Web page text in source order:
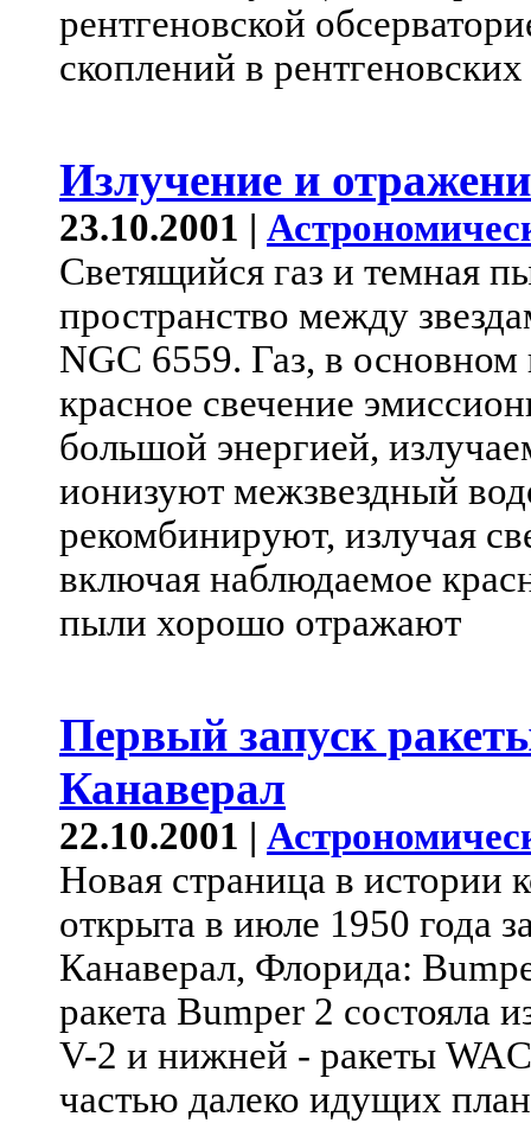
рентгеновской
скоплений в
Излучение и
23.10.2001 |
Светящийся газ и темная
пространство между
NGC 6559. Газ, в основном
красное свечение
большой энергией,
ионизуют межзвездный
рекомбинируют, излучая
включая наблюдаемое
пыли хорошо отражают
Первый запуск
Канаверал
22.10.2001 |
Новая страница в истории
открыта в июле 1950 года
Канаверал, Флорида:
ракета Bumper 2 состояла
V-2 и нижней - ракеты
частью далеко идущих